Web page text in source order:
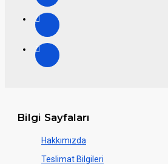
Bilgi Sayfaları
Hakkımızda
Teslimat Bilgileri